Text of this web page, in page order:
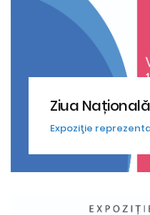
Ziua
Expoziţie